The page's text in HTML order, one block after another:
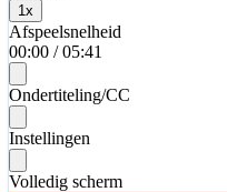
1 x
Afspeelsnelheid
00:00 / 05:41
Ondertiteling/CC
Instellingen
Volledig scherm